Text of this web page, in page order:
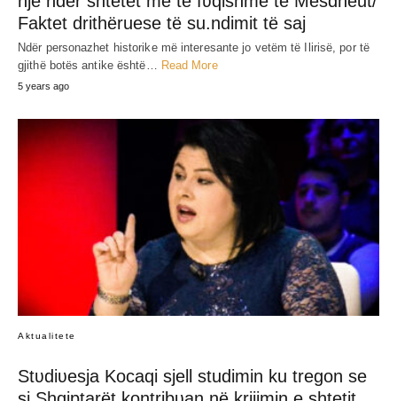
Faktet drithëruese të su.ndimit të saj
Ndër personazhet historike më interesante jo vetëm të Ilirisë, por të
gjithë botës antike është… Read More
5 years ago
Aktualitete
Stʋdiʋesja Kocaqi sjell studimin ku tregon se